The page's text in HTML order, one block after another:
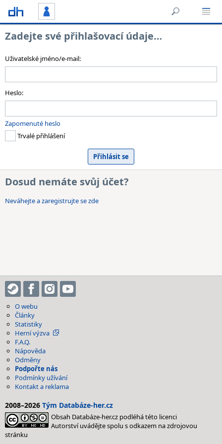
Zadejte své přihlašovací údaje…
Uživatelské jméno/e-mail:
Heslo:
Zapomenuté heslo
Trvalé přihlášení
Dosud nemáte svůj účet?
Neváhejte a zaregistrujte se zde
O webu
Články
Statistiky
Herní výzva
F.A.Q.
Nápověda
Odměny
Podpořte nás
Podmínky užívání
Kontakt a reklama
2008–2026 Tým Databáze-her.cz
Obsah Databáze-her.cz podléhá této licenci
Autorství uvádějte spolu s odkazem na zdrojovou
stránku